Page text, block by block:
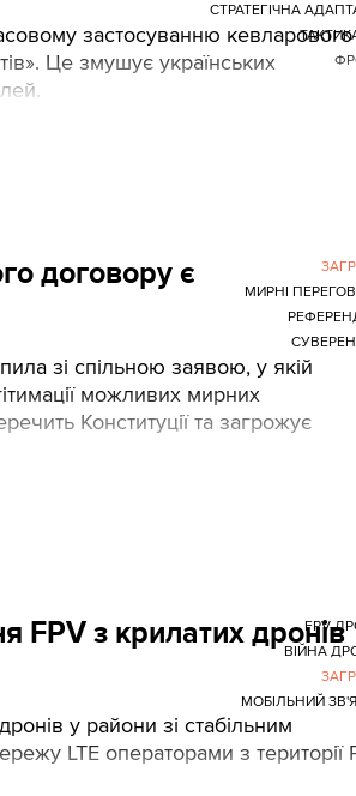
застосуванню кевларового
Це змушує українських
СТРАТЕГІЧНА
договору є
зі спільною заявою, у якій
можливих мирних
Конституції та загрожує
МИРНІ
FPV з крилатих дронів
у райони зі стабільним
LTE операторами з території
FPV-
ВІЙНА
МОБІЛЬНИЙ